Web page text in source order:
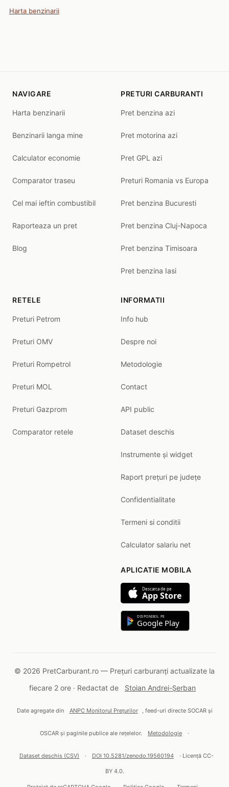
Harta benzinarii
NAVIGARE
Harta benzinarii
Benzinarii langa mine
Calculator economie
Comparator traseu
Cel mai ieftin combustibil
Raporteaza un pret
Blog
PRETURI CARBURANTI
Pret benzina azi
Pret motorina azi
Pret GPL azi
Preturi Romania vs Europa
Pret benzina Bucuresti
Pret benzina Cluj-Napoca
Pret benzina Timisoara
Pret benzina Iasi
RETELE
Preturi Petrom
Preturi OMV
Preturi Rompetrol
Preturi MOL
Preturi Gazprom
Comparator retele
INFORMATII
Info hub
Despre noi
Metodologie
Contact
API public
Dataset deschis
Instrumente și widget
Raport prețuri pe județe
Confidentialitate
Termeni si conditii
Calculator salariu net
APLICATIE MOBILA
Descarca de pe
App Store
DISPONIBIL PE
Google Play
© 2026 PretCarburant.ro — Prețuri carburanți actualizate la
fiecare 2 ore · Redactat de
Stoian Andrei-Șerban
Date agregate din ANPC Monitorul Prețurilor , feed-uri directe SOCAR și
OSCAR și paginile publice ale rețelelor. Metodologie ·
Dataset deschis (CSV) · DOI 10.5281/zenodo.19560194 · Licență CC-
BY 4.0.